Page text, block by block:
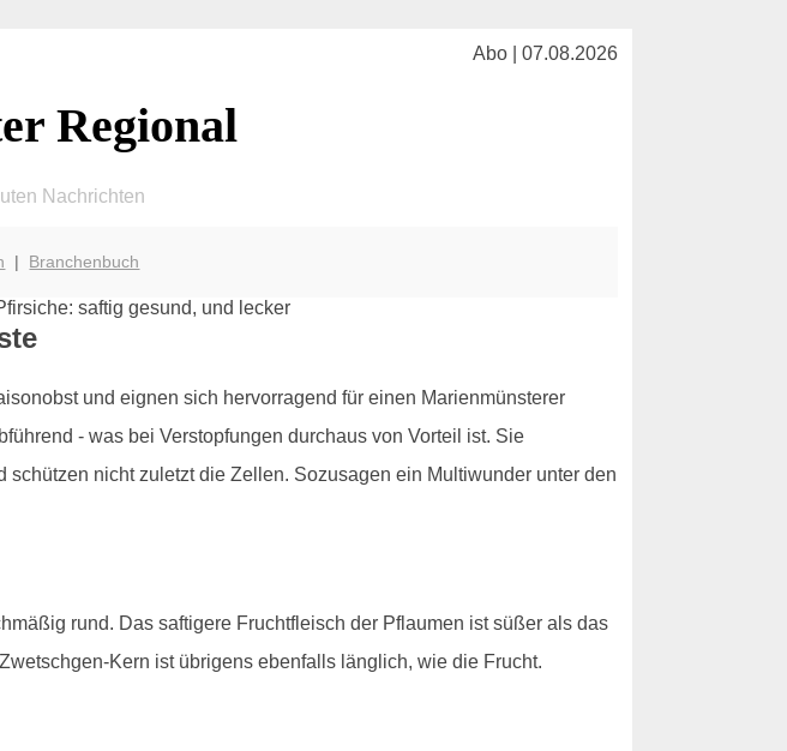
Abo | 07.08.2026
Regional
Nachrichten
| Branchenbuch
und eignen sich hervorragend für einen Marienmünsterer
- was bei Verstopfungen durchaus von Vorteil ist. Sie
nicht zuletzt die Zellen. Sozusagen ein Multiwunder unter den
rund. Das saftigere Fruchtfleisch der Pflaumen ist süßer als das
Kern ist übrigens ebenfalls länglich, wie die Frucht.